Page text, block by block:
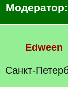
Модератор:
Edween
Санкт-